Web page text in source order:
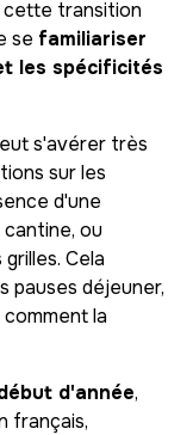
cette transition
se familiariser
les spécificités
s'avérer très
sur les
d'une
ou
Cela
pauses déjeuner,
la
d'année,
français,